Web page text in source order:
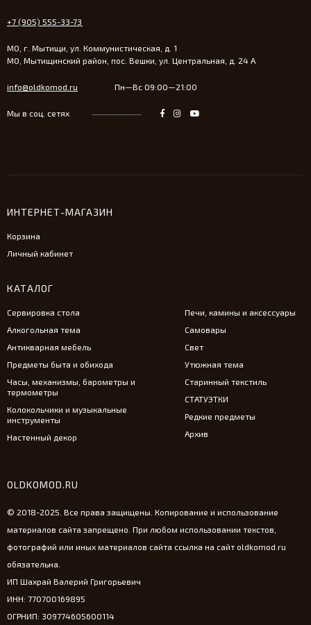
+7 (905) 555-33-73
МО, г. Мытищи, ул. Коммунистическая, д. 1
МО, Мытищинский район, пос. Вешки, ул. Центральная, д. 24 А
info@oldkomod.ru Пн—Вс 09:00—21:00
Мы в соц. сетях
ИНТЕРНЕТ-МАГАЗИН
Корзина
Личный кабинет
КАТАЛОГ
Сервировка стола
Алкогольная тема
Антикварная мебель
Предметы быта и обихода
Часы, механизмы, барометры и
термометры
Колокольчики и музыкальные
инструменты
Настенный декор
Печи, камины и аксессуары
Самовары
Свет
Утюжная тема
Старинный текстиль
СТАТУЭТКИ
Редкие предметы
Архив
OLDKOMOD.RU
© 2018-2025. Все права защищены. Копирование и использование
материалов сайта запрещено. При любом использовании текстов,
фотографий или иных материалов сайта ссылка на сайт oldkomod.ru
обязательна.
ИП Шахрай Валерий Григорьевич
ИНН: 770700169895
ОГРНИП: 309774605600114